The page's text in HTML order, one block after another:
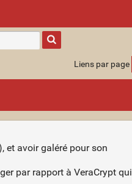
Type 1 or
more
characters
results.
Liens par page
et avoir galéré pour son
par rapport à VeraCrypt qui